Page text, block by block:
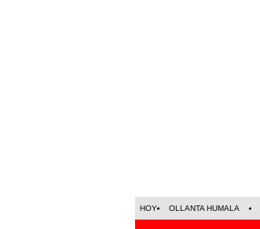
HOY OLLANTA HUMALA